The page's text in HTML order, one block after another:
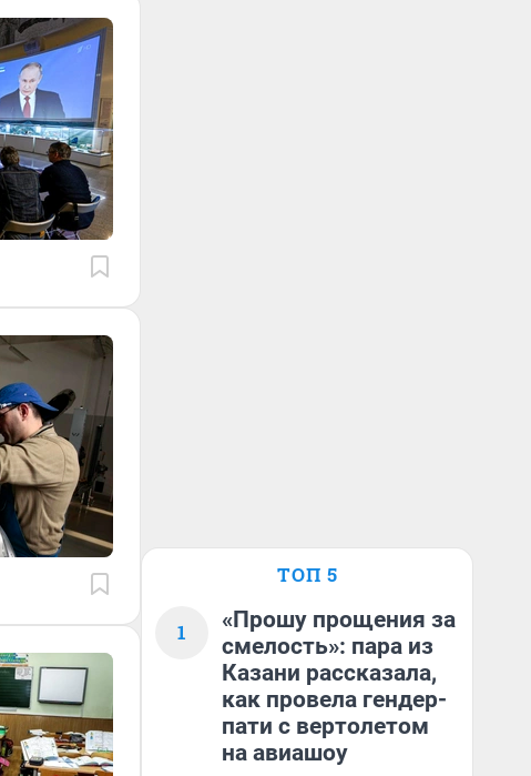
ТОП 5
1
«Прошу прощения за
смелость»: пара из
Казани рассказала,
как провела гендер-
пати с вертолетом
на авиашоу